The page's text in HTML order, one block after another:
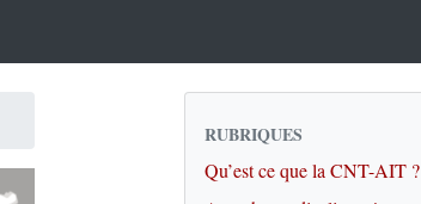
RUBRIQUES
Qu’est ce que la CNT-AIT ?